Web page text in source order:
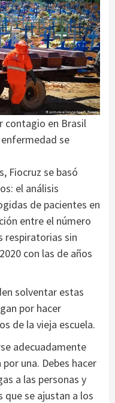
contagio en Brasil
se
Fiocruz se basó
el análisis
de pacientes en
entre el número
respiratorias sin
con las de años
solventar estas
por hacer
de la vieja escuela.
adecuadamente
una. Debes hacer
a las personas y
se ajustan a los